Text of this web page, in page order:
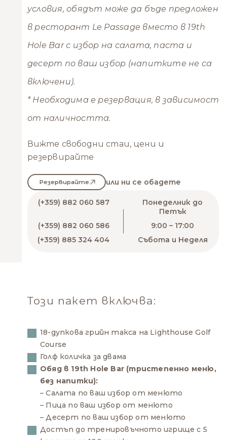
условия, обядът може да бъде предложен
в ресторант Le Passage вместо в 19th
Hole Bar с избор на салата, паста и
десерт по ваш избор (напитките не са
включени).
* Необходима е резервация, в зависимост
от наличността.
Вижте свободни стаи, цени и
резервирайте
Резервирайте или ни се обадете
(+359) 882 060 587
(+359) 882 060 586
Понеделник до
Петък
9:00 – 17:00
(+359) 885 324 404
Събота и Неделя
Този пакет включва:
18-дупкова грийн такса на Lighthouse Golf
Course
Голф количка за двама
Обяд в 19th Hole Bar (тристепенно меню,
без напитки):
– Салата по ваш избор от менюто
– Пица по ваш избор от менюто
– Десерт по ваш избор от менюто
Достъп до тренировъчното игрище с 5